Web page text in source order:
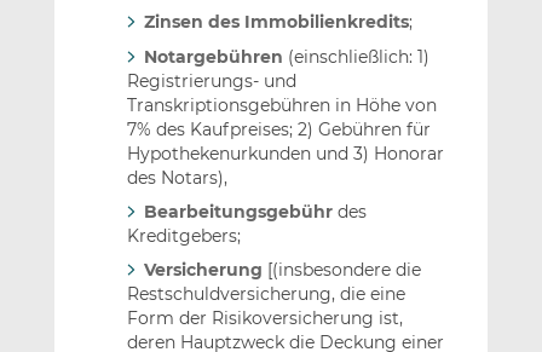
Zinsen des Immobilienkredits;
Notargebühren (einschließlich: 1)
Registrierungs- und
Transkriptionsgebühren in Höhe von
7% des Kaufpreises; 2) Gebühren für
Hypothekenurkunden und 3) Honorar
des Notars),
Bearbeitungsgebührdes
Kreditgebers;
Versicherung [(insbesondere die
Restschuldversicherung, die eine
Form der Risikoversicherung ist,
deren Hauptzweck die Deckung einer